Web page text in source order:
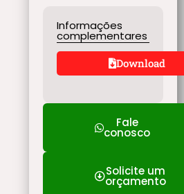
Informações
complementares
Download
Fale
conosco
Solicite um
orçamento